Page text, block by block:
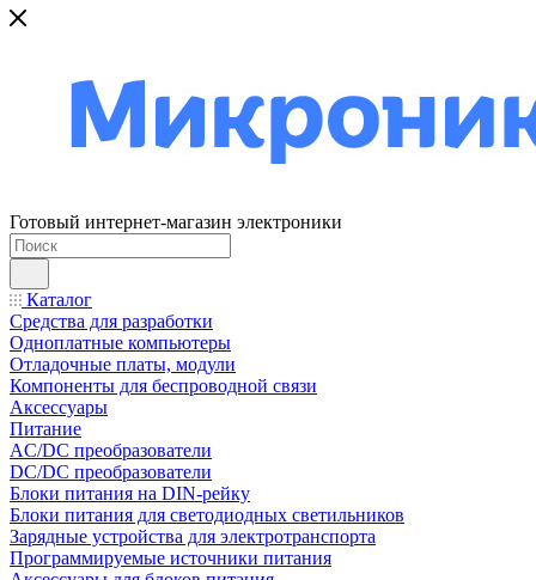
Готовый интернет-магазин электроники
Каталог
Средства для разработки
Одноплатные компьютеры
Отладочные платы, модули
Компоненты для беспроводной связи
Аксессуары
Питание
AC/DC преобразователи
DC/DC преобразователи
Блоки питания на DIN-рейку
Блоки питания для светодиодных светильников
Зарядные устройства для электротранспорта
Программируемые источники питания